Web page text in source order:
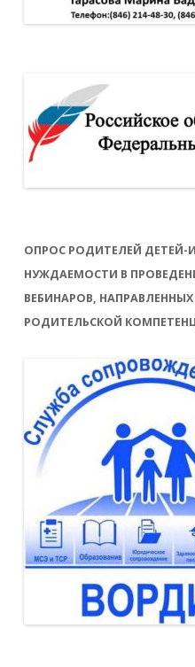
ОПРОС РОДИТЕЛЕЙ
НУЖДАЕМОСТИ В
ВЕБИНАРОВ,
РОДИТЕЛЬСКОЙ